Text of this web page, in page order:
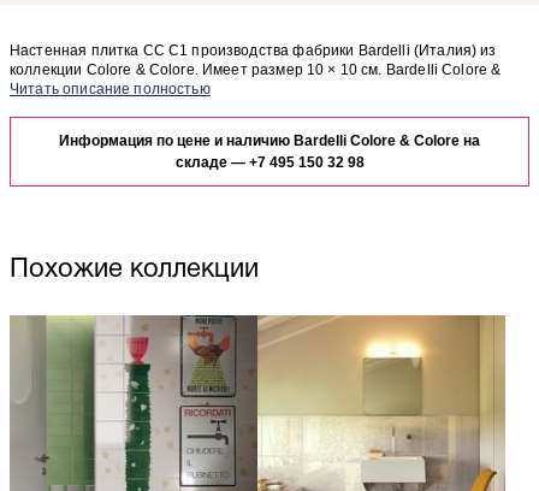
Настенная плитка CC C1 производства фабрики Bardelli (Италия) из
коллекции Colore & Colore. Имеет размер 10 × 10 см. Bardelli Colore &
Colore CC C1 отлично сочетается с другими элементами коллекции
отделке Вашего помещения, закажите бесплатный дизайн-проект с
использованием элементов коллекции Bardelli Colore & Colore.
Информация по цене и наличию Bardelli Colore & Colore на
складе — +7 495 150 32 98
Похожие коллекции